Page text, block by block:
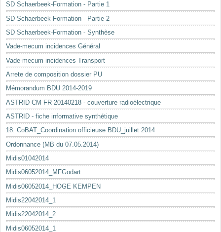
SD Schaerbeek-Formation - Partie 1
SD Schaerbeek-Formation - Partie 2
SD Schaerbeek-Formation - Synthèse
Vade-mecum incidences Général
Vade-mecum incidences Transport
Arrete de composition dossier PU
Mémorandum BDU 2014-2019
ASTRID CM FR 20140218 - couverture radioélectrique
ASTRID - fiche informative synthétique
18. CoBAT_Coordination officieuse BDU_juillet 2014
Ordonnance (MB du 07.05.2014)
Midis01042014
Midis06052014_MFGodart
Midis06052014_HOGE KEMPEN
Midis22042014_1
Midis22042014_2
Midis06052014_1